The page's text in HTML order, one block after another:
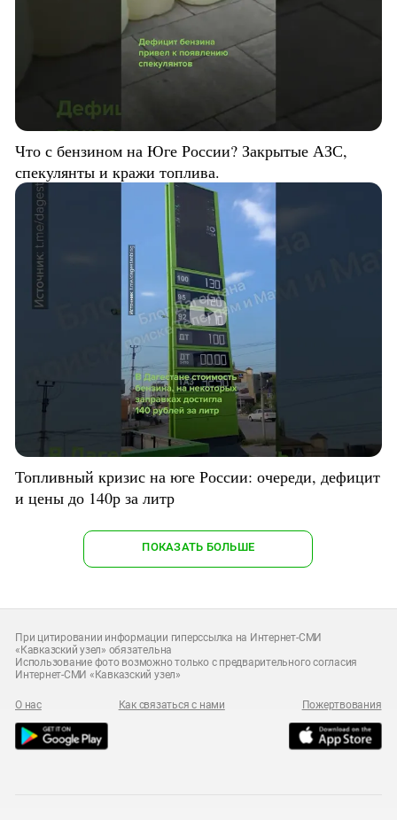
Что с бензином на Юге России? Закрытые АЗС,
спекулянты и кражи топлива.
Топливный кризис на юге России: очереди, дефицит
и цены до 140р за литр
ПОКАЗАТЬ БОЛЬШЕ
При цитировании информации гиперссылка на Интернет-СМИ
«Кавказский узел» обязательна
Использование фото возможно только с предварительного согласия
Интернет-СМИ «Кавказский узел»
О нас Как связаться с нами Пожертвования